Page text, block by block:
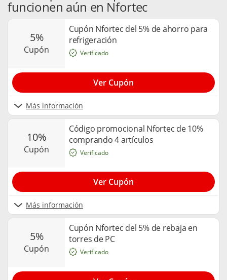
funcionen aún en Nfortec
5%
cupón
Cupón Nfortec del 5% de ahorro para
refrigeración
Más información
Verificado
Ver Cupón
10%
cupón
Código promocional Nfortec de 10%
comprando 4 artículos
Más información
Verificado
Ver Cupón
5%
cupón
Cupón Nfortec del 5% de rebaja en
torres de PC
Verificado